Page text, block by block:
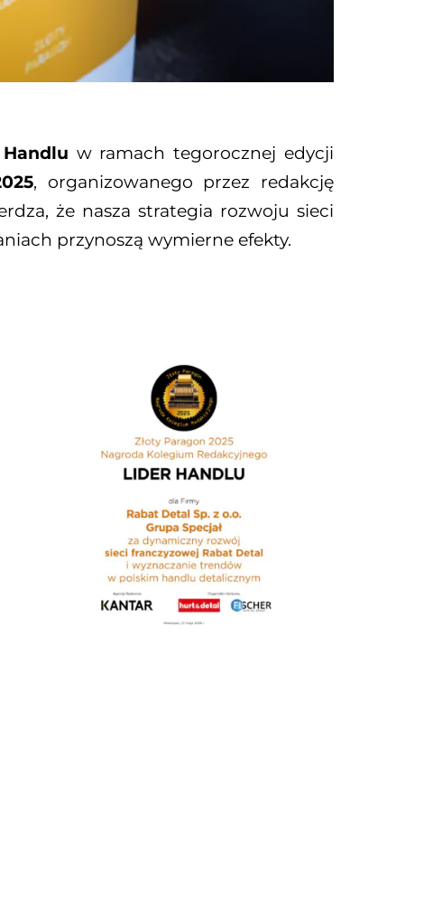
w ramach tegorocznej edycji
, organizowanego przez redakcję
że nasza strategia rozwoju sieci
przynoszą wymierne efekty.